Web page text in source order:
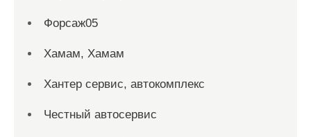
Форсаж05
Хамам, Хамам
Хантер сервис, автокомплекс
Честный автосервис